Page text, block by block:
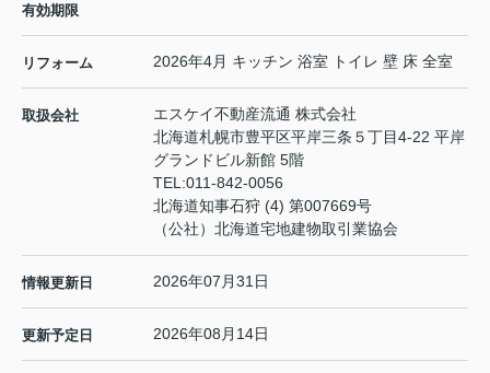
有効期限
リフォーム 2026年4月 キッチン 浴室 トイレ 壁 床 全室
取扱会社
エスケイ不動産流通 株式会社
北海道札幌市豊平区平岸三条５丁目4-22 平岸
グランドビル新館 5階
TEL:011-842-0056
北海道知事石狩 (4) 第007669号
（公社）北海道宅地建物取引業協会
情報更新日 2026年07月31日
更新予定日 2026年08月14日